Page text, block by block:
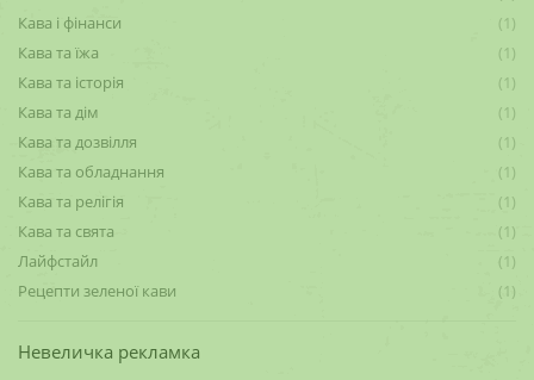
Кава і фінанси
(1)
Кава та їжа
(1)
Кава та історія
(1)
Кава та дім
(1)
Кава та дозвілля
(1)
Кава та обладнання
(1)
Кава та релігія
(1)
Кава та свята
(1)
Лайфстайл
(1)
Рецепти зеленої кави
(1)
Невеличка рекламка